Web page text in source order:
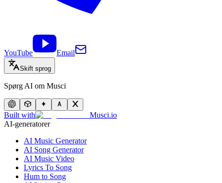
YouTube Email
Skift sprog
Spørg AI om Musci
Built with
Musci.io
AI-generatorer
AI Music Generator
AI Song Generator
AI Music Video
Lyrics To Song
Hum to Song